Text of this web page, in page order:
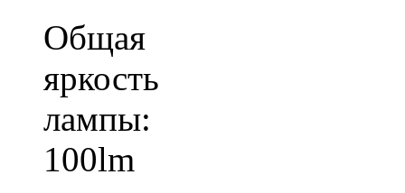
Общая
яркость
лампы:
100lm